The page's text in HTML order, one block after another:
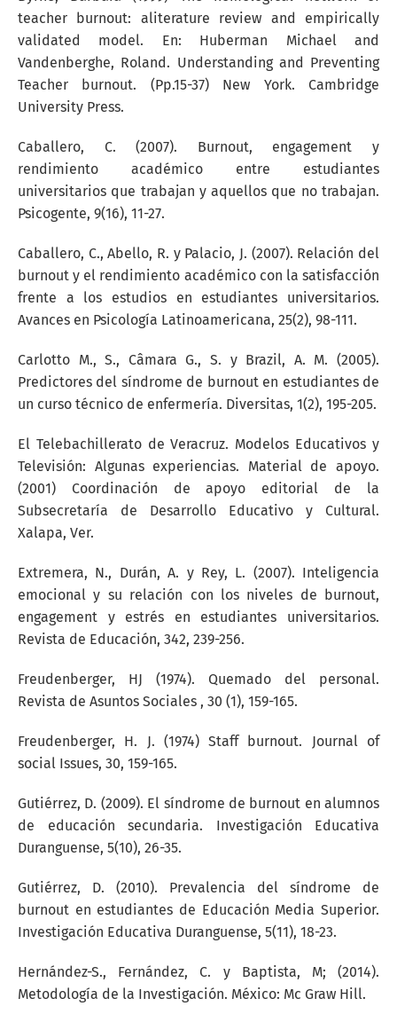
teacher burnout: aliterature review and empirically
validated model. En: Huberman Michael and
Vandenberghe, Roland. Understanding and Preventing
Teacher burnout. (Pp.15-37) New York. Cambridge
University Press.
Caballero, C. (2007). Burnout, engagement y
rendimiento académico entre estudiantes
universitarios que trabajan y aquellos que no trabajan.
Psicogente, 9(16), 11-27.
Caballero, C., Abello, R. y Palacio, J. (2007). Relación del
burnout y el rendimiento académico con la satisfacción
frente a los estudios en estudiantes universitarios.
Avances en Psicología Latinoamericana, 25(2), 98-111.
Carlotto M., S., Câmara G., S. y Brazil, A. M. (2005).
Predictores del síndrome de burnout en estudiantes de
un curso técnico de enfermería. Diversitas, 1(2), 195-205.
El Telebachillerato de Veracruz. Modelos Educativos y
Televisión: Algunas experiencias. Material de apoyo.
(2001) Coordinación de apoyo editorial de la
Subsecretaría de Desarrollo Educativo y Cultural.
Xalapa, Ver.
Extremera, N., Durán, A. y Rey, L. (2007). Inteligencia
emocional y su relación con los niveles de burnout,
engagement y estrés en estudiantes universitarios.
Revista de Educación, 342, 239-256.
Freudenberger, HJ (1974). Quemado del personal.
Revista de Asuntos Sociales , 30 (1), 159-165.
Freudenberger, H. J. (1974) Staff burnout. Journal of
social Issues, 30, 159-165.
Gutiérrez, D. (2009). El síndrome de burnout en alumnos
de educación secundaria. Investigación Educativa
Duranguense, 5(10), 26-35.
Gutiérrez, D. (2010). Prevalencia del síndrome de
burnout en estudiantes de Educación Media Superior.
Investigación Educativa Duranguense, 5(11), 18-23.
Hernández-S., Fernández, C. y Baptista, M; (2014).
Metodología de la Investigación. México: Mc Graw Hill.